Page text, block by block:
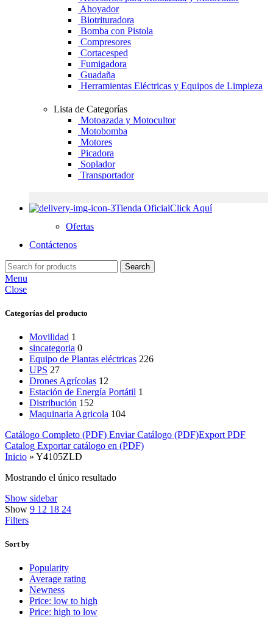
Ahoyador
Biotrituradora
Bomba con Pistola
Compresores
Cortacesped
Fumigadora
Guadaña
Herramientas Eléctricas y Equipos de Limpieza
Lista de Categorías
Motoazada y Motocultor
Motobomba
Motores
Picadora
Soplador
Transportador
Tienda OficialClick Aquí
Ofertas
Contáctenos
Search
Menu
Close
Categorías del producto
Movilidad 1
sincategoria 0
Equipo de Plantas eléctricas 226
UPS 27
Drones Agrícolas 12
Estación de Energía Portátil 1
Distribución 152
Maquinaria Agricola 104
Catálogo Completo (PDF) Enviar Catálogo (PDF)Export PDF
Catalog Exportar catálogo en (PDF)
Inicio » Y4105ZLD
Mostrando el único resultado
Show sidebar
Show 9 12 18 24
Filters
Sort by
Popularity
Average rating
Newness
Price: low to high
Price: high to low